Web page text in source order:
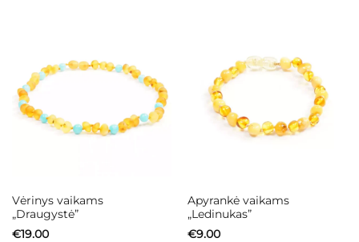
Vėrinys vaikams
„Draugystė”
€19.00
Apyrankė vaikams
„Ledinukas”
€9.00